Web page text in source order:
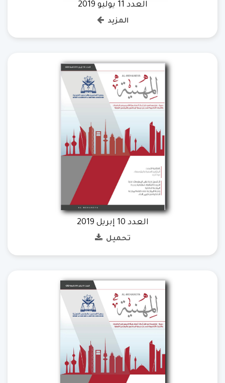
العدد 11 يوليو 2019
المزيد
العدد 10 إبريل 2019
تحميل